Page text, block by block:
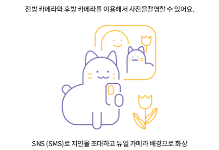
전방 카메라와 후방 카메라를 이용해서 사진을촬영할 수 있어요.
SNS (SMS)로 지인을 초대하고 듀얼 카메라 배경으로 화상